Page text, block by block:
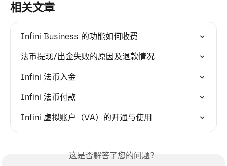
相关文章
Infini Business 的功能如何收费
法币提现/出金失败的原因及退款情况
Infini 法币入金
Infini 法币付款
Infini 虚拟账户（VA）的开通与使用
这是否解答了您的问题？